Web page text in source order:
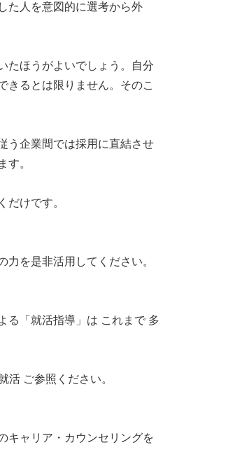
た人を意図的に選考から外
たほうがよいでしょう。自分
きるとは限りません。そのこ
う企業間では採用に直結させ
す。
だけです。
を是非活用してください。
る「就活指導」は これまで 多
活 ご参照ください。
キャリア・カウンセリングを